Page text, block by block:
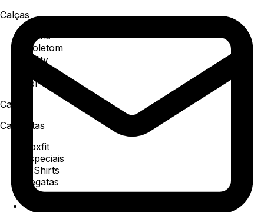
Calças
Jeans
Moletom
Utility
Ver todos
Camisa
Camisetas
Boxfit
Especiais
T-Shirts
Regatas
Polo
Ver todos